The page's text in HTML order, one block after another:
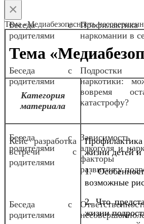
Беседа с
родителями
Профилактика
наркомании в
Беседа с
родителями
наркотики:
вовремя
катастрофу?
Беседа с
родителями
алкоголя и
факторы
развития у
Беседа с
родителями
×
Тема «Медиабезопасность
Тема
Категория
материала
Кейс разработка
встречи с
родителями
жизни детей и
1.
возможные
2. Что
жизни